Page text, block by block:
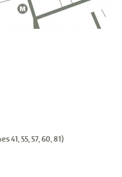
41, 55, 57, 60, 81)